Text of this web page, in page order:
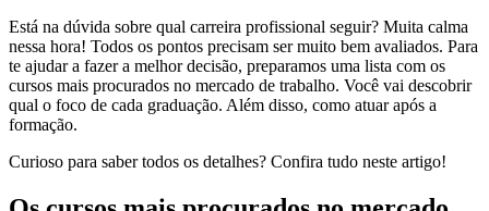
Está na dúvida sobre qual carreira profissional seguir? Muita calma
nessa hora! Todos os pontos precisam ser muito bem avaliados. Para
te ajudar a fazer a melhor decisão, preparamos uma lista com os
cursos mais procurados no mercado de trabalho. Você vai descobrir
qual o foco de cada graduação. Além disso, como atuar após a
formação.
Curioso para saber todos os detalhes? Confira tudo neste artigo!